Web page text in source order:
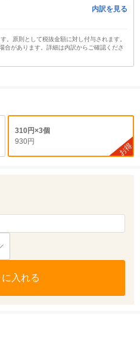
内訳を見る
。原則として税抜金額に対し付与されます。
合があります。詳細は内訳からご確認くださ
310円×3個
930円
お得
入れる